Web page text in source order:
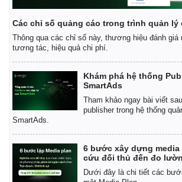
Các chỉ số quảng cáo trong trình quản lý
Thông qua các chỉ số này, thương hiệu đánh giá
tương tác, hiệu quả chi phí.
Khám phá hệ thống
SmartAds
Tham khảo ngay bài viết
publisher trong hệ thống
SmartAds.
6 bước xây dựng
cứu đối thủ đến đo
Dưới đây là chi tiết các